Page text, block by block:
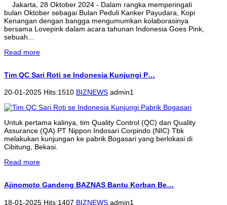
Jakarta, 28 Oktober 2024 - Dalam rangka memperingati
bulan Oktober sebagai Bulan Peduli Kanker Payudara, Kopi
Kenangan dengan bangga mengumumkan kolaborasinya
bersama Lovepink dalam acara tahunan Indonesia Goes Pink,
sebuah...
Read more
Tim QC Sari Roti se Indonesia Kunjungi P…
20-01-2025 Hits:1510 BIZNEWS admin1
Untuk pertama kalinya, tim Quality Control (QC) dan Quality
Assurance (QA) PT Nippon Indosari Corpindo (NIC) Tbk
melakukan kunjungan ke pabrik Bogasari yang berlokasi di
Cibitung, Bekasi.
Read more
Ajinomoto Gandeng BAZNAS Bantu Korban Be…
18-01-2025 Hits:1407 BIZNEWS admin1